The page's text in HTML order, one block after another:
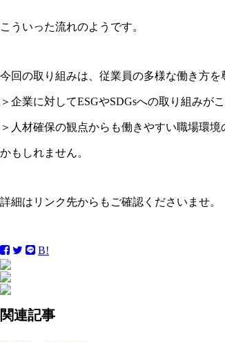
こういった流れのようです。
今回の取り組みは、従業員の多様な働き方
＞企業に対してESGやSDGsへの取り組みが
＞人材確保の観点からも働きやすい職場環
かもしれません。
詳細はリンク先からもご確認くださいませ。
B!
関連記事